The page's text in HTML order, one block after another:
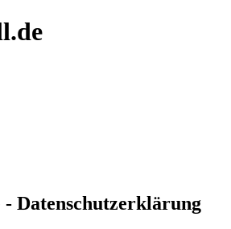
Datenschutzerklärung